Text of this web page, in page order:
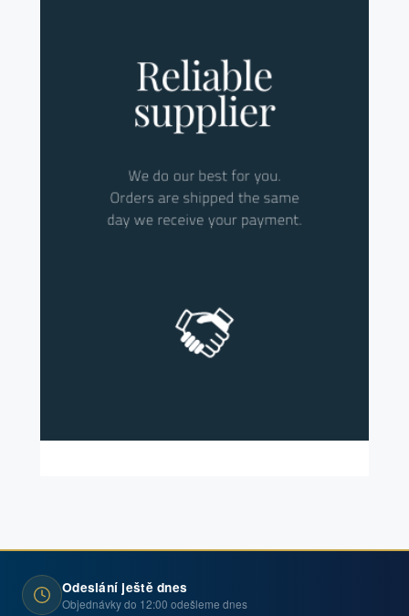
Odeslání ještě dnes
Objednávky do 12:00 odešleme dnes